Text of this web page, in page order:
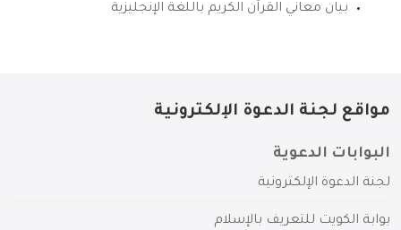
بيان معاني القرآن الكريم باللغة الإنجليزية
مواقع لجنة الدعوة الإلكترونية
البوابات الدعوية
لجنة الدعوة الإلكترونية
بوابة الكويت للتعريف بالإسلام